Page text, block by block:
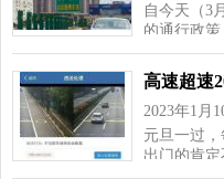
自今天（3
的通行政
高速超速
2023年1月
元旦一过
出门的肯